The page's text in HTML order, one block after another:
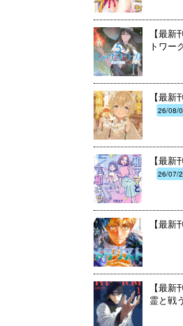
【最
トワー
【最
26/08/
【最
26/07/
【最
【最
霊と戦